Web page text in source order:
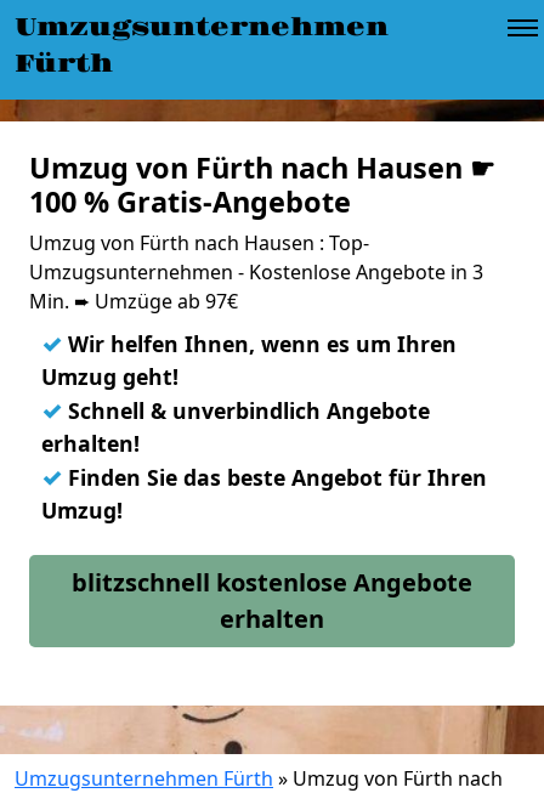
Umzugsunternehmen
Fürth
Umzug von Fürth nach Hausen ☛
100 % Gratis-Angebote
Umzug von Fürth nach Hausen : Top-
Umzugsunternehmen - Kostenlose Angebote in 3
Min. ➨ Umzüge ab 97€
✓ Wir helfen Ihnen, wenn es um Ihren
Umzug geht!
✓ Schnell & unverbindlich Angebote
erhalten!
✓ Finden Sie das beste Angebot für Ihren
Umzug!
blitzschnell kostenlose Angebote
erhalten
Umzugsunternehmen Fürth » Umzug von Fürth nach